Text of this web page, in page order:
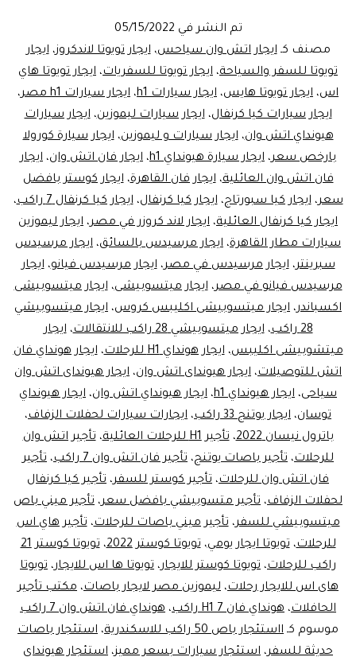
500
جنيه:ارخص
ايجار
اتش
وان
في
مصر
تم النشر في 05/15/2022
مصنف كـايجار اتش وان سياحس،ايجار تويوتا لاندكروز،ايجار
تويوتا للسفر والسياحة، ايجار تويوتا للسفريات، ايجار تويوتا هاي
اس، ايجار تويوتا هايس، ايجار سيارات h1 ، ايجار سيارات h1 مصر
،
ايجار سيارات كيا كرنفال،ايجار سيارات ليموزين،ايجار سيارات
هيونداي اتش وان،ايجار سيارات و ليموزين،ايجار سيارة كورولا
بارخص سعر، ايجار سيارة هيونداي h1 ، ايجار فان اتش وان، ايجار
فان اتش وان العائلية،ايجار فان القاهرة،ايجار كوستر بافضل
سعر،ايجار كيا سبورتاج،ايجار كيا كرنفال،ايجار كيا كرنفال 7 راكب
،
ايجار كيا كرنفال العائلية، ايجار لاند كروزر في مصر، ايجار ليموزين
سيارات مطار القاهرة، ايجار مرسيدس بالسائق، ايجار مرسيدس
سبرينتر،ايجار مرسيدس في مصر،ايجار مرسيدس فيانو،ايجار
مرسيدس فيانو في مصر،ايجار ميتسوبيشى،ايجار ميتسوبيشى
اكسباندر، ايجار ميتسوبيشى اكليبس كروس، ايجار ميتسوبيشي
28 راكب
،ايجار ميتسوبيشي 28 راكب للانتقالات ،ايجار
ميتشوبيشى اكليبس،ايجار هونداي H1 للرحلات ،ايجار هونداي فان
اتش للتوصيلات، ايجار هيونداى اتش وان، ايجار هيونداى اتش وان
سياحى، ايجار هيونداي h1 ، ايجار هيونداي اتش وان، ايجار هيونداي
توسان، ايجار يوتنج 33 راكب ، ايجارات سيارات لحفلات الزفاف،
باترول نيسان 2022
،تأجير H1 للرحلات العائلية ،تأجير اتش وان
للرحلات، تأجير باصات يوتنج، تأجير فان اتش وان 7 راكب ، تأجير
فان اتش وان للرحلات، تأجير كوستر للسفر، تأجير كيا كرنفال
لحفلات الزفاف، تأجير متسوبيشي بافضل سعر، تأجير ميني باص
ميتسوبيشي للسفر،تأجير ميني باصات للرحلات،تأجير هاي اس
للرحلات،تويوتا ايجار يومي،تويوتا كوستر 2022 ،
تويوتا كوستر 21
راكب للرحلات، تويوتا كوستر للايجار، تويوتا ها اس للايجار، تويوتا
هاى اس للايجار رحلات، ليموزين مصر لايجار باصات، مكتب تأجير
الحافلات، هونداي فان H1 7 راكب ، هونداي فان اتش وان 7 راكب
موسوم كـ ااستئجار باص 50 راكب للاسكندرية ، استئجار باصات
حديثة للسفر، استئجار سيارات بسعر مميز، استئجار هيونداي